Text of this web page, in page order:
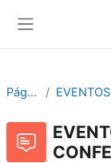
Páginas del sitio